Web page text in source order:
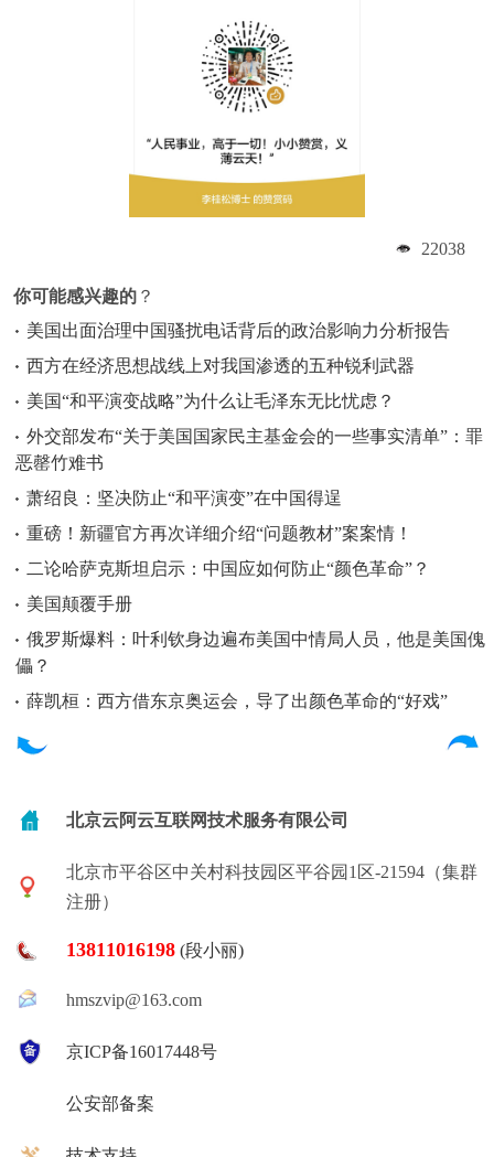
22038
你可能感兴趣的 ？
美国出面治理中国骚扰电话背后的政治影响力分析报告
西方在经济思想战线上对我国渗透的五种锐利武器
美国“和平演变战略”为什么让毛泽东无比忧虑？
外交部发布“关于美国国家民主基金会的一些事实清单”：罪
恶罄竹难书
萧绍良：坚决防止“和平演变”在中国得逞
重磅！新疆官方再次详细介绍“问题教材”案案情！
二论哈萨克斯坦启示：中国应如何防止“颜色革命”？
美国颠覆手册
俄罗斯爆料：叶利钦身边遍布美国中情局人员，他是美国傀
儡？
薛凯桓：西方借东京奥运会，导了出颜色革命的“好戏”
北京云阿云互联网技术服务有限公司
北京市平谷区中关村科技园区平谷园1区-21594（集群
注册）
13811016198 (段小丽)
hmszvip@163.com
京ICP备16017448号
公安部备案